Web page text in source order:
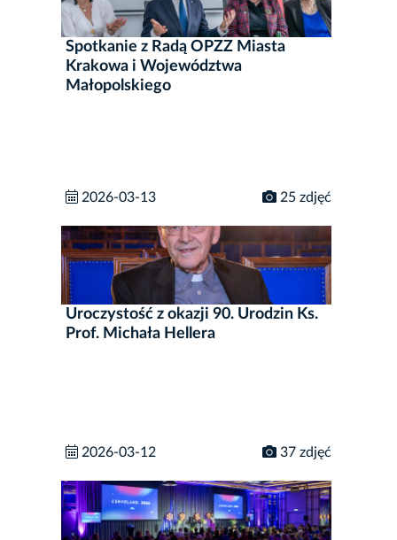
Spotkanie z Radą OPZZ Miasta
Krakowa i Województwa
Małopolskiego
2026-03-13 25 zdjęć
Uroczystość z okazji 90. Urodzin Ks.
Prof. Michała Hellera
2026-03-12 37 zdjęć